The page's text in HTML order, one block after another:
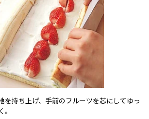
を持ち上げ、手前のフルーツを芯にしてゆっ